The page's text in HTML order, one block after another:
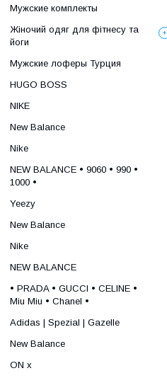
Мужские комплекты
Жіночий одяг для фітнесу та
йоги
Мужские лоферы Турция
HUGO BOSS
NIKE
New Balance
Nike
NEW BALANCE • 9060 • 990 •
1000 •
Yeezy
New Balance
Nike
NEW BALANCE
• PRADA • GUCCI • CELINE •
Miu Miu • Chanel •
Adidas | Spezial | Gazelle
New Balance
ON x